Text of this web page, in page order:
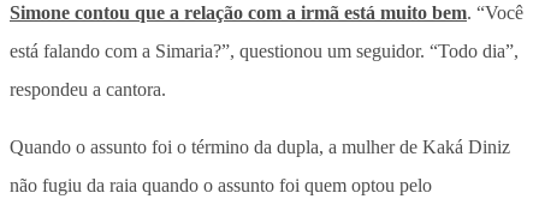
Simone contou que a relação com a irmã está muito bem. “Você
está falando com a Simaria?”, questionou um seguidor. “Todo dia”,
respondeu a cantora.
Quando o assunto foi o término da dupla, a mulher de Kaká Diniz
não fugiu da raia quando o assunto foi quem optou pelo